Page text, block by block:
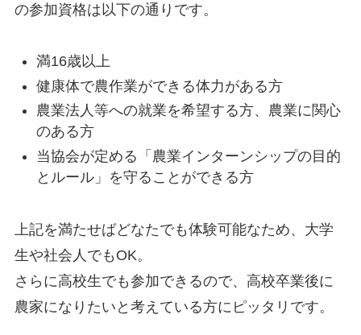
の参加資格は以下の通りです。
満16歳以上
健康体で農作業ができる体力がある方
農業法人等への就業を希望する方、農業に関心
のある方
当協会が定める「農業インターンシップの目的
とルール」を守ることができる方
上記を満たせばどなたでも体験可能なため、大学
生や社会人でもOK。
さらに高校生でも参加できるので、高校卒業後に
農家になりたいと考えている方にピッタリ です。